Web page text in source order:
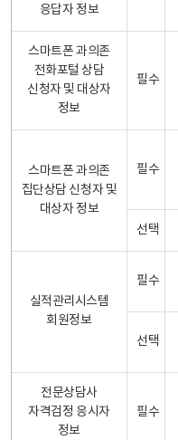
응답자 정보
스마트폰 과의존
전화포털 상담
신청자 및 대상자
정보
필수
스마트폰 과의존
집단상담 신청자 및
대상자 정보
필수
선택
실적관리시스템
회원정보
필수
선택
전문상담사
자격검정 응시자
정보
필수